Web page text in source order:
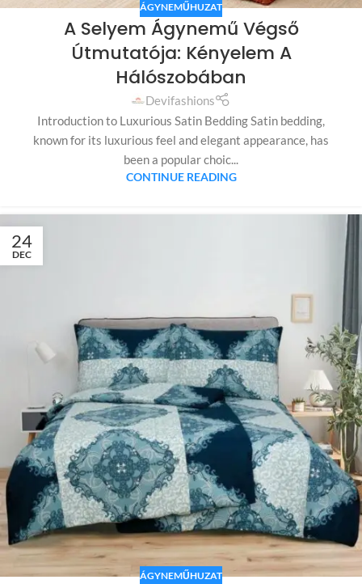
ÁGYNEMŰHUZAT
A Selyem Ágynemű Végső
Útmutatója: Kényelem A
Hálószobában
Devifashions
Introduction to Luxurious Satin Bedding Satin bedding,
known for its luxurious feel and elegant appearance, has
been a popular choic...
CONTINUE READING
24
DEC
ÁGYNEMŰHUZAT